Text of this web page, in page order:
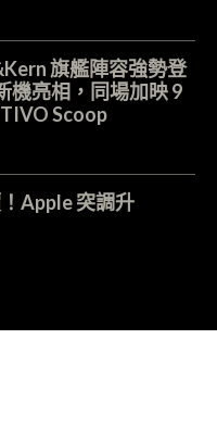
旗艦陣容強勢登
機亮相，同場加映 9
Scoop
Apple 突調升